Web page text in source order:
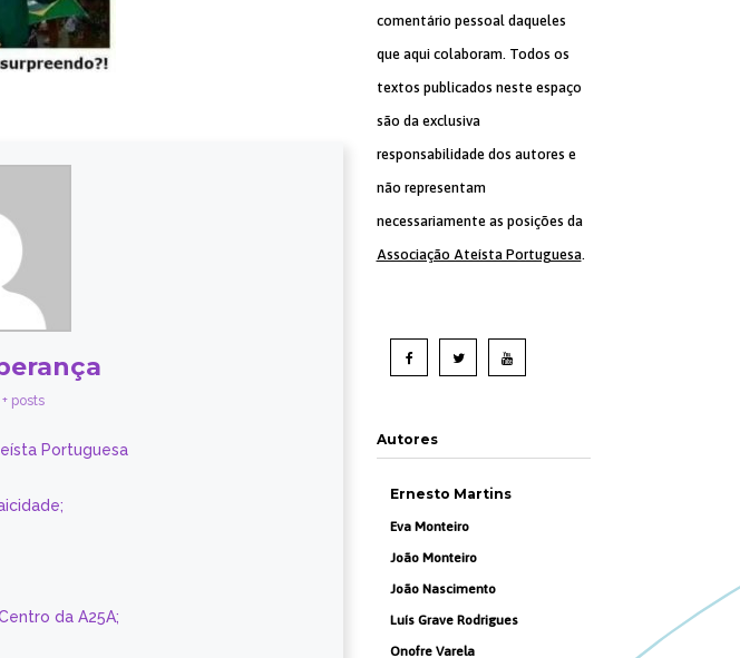
+ posts
Portuguesa
da A25A;
comentário pessoal daqueles
que aqui colaboram. Todos os
textos publicados neste espaço
são da exclusiva
responsabilidade dos autores e
não representam
necessariamente as posições da
Associação Ateísta Portuguesa.
Autores
Ernesto Martins
Eva Monteiro
João Monteiro
João Nascimento
Luís Grave Rodrigues
Onofre Varela